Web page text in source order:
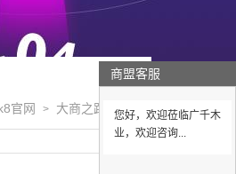
官网 > 大商之路 >
商盟客服
您好，欢迎莅临广千木
业，欢迎咨询...